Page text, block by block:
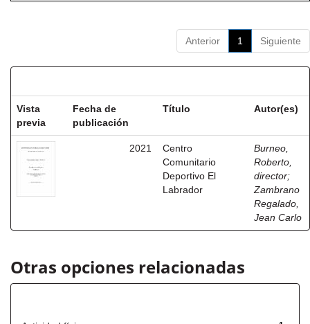
Anterior 1 Siguiente
Vista
previa
Fecha de
publicación
Título Autor(es)
2021
Centro
Comunitario
Deportivo El
Labrador
Burneo,
Roberto,
director;
Zambrano
Regalado,
Jean Carlo
Otras opciones relacionadas